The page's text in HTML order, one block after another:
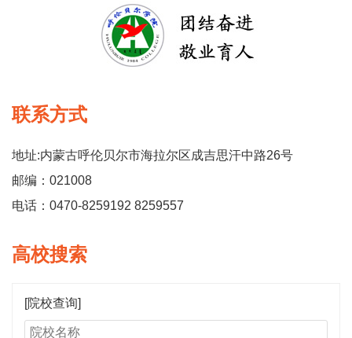
联系方式
地址:内蒙古呼伦贝尔市海拉尔区成吉思汗中路26号
邮编：021008
电话：0470-8259192 8259557
高校搜索
[院校查询]